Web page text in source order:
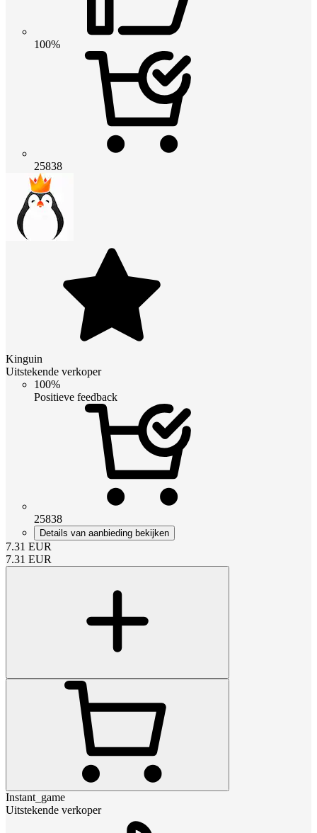
100%
25838
Kinguin
Uitstekende verkoper
100%
Positieve feedback
25838
Details van aanbieding bekijken
7.31 EUR
7.31 EUR
Instant_game
Uitstekende verkoper